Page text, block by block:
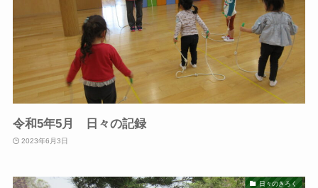
令和5年5月 日々の記録
2023年6月3日
日々のきろく